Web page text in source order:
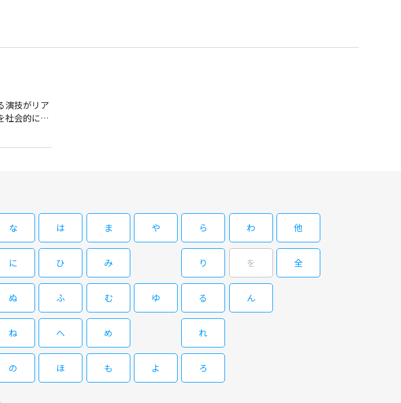
ったアーティストと不思議な関係を繰り広げる。ほか、ｅｐｉｓｏｄｅ．３「光へ、航る」とｅｐｉｓｏｄ
演技がリア
社会的に抹
な
に
ぬ
ね
の
は
ひ
ふ
へ
ほ
ま
み
む
め
も
や
ゆ
よ
ら
り
る
れ
ろ
わ
を
ん
他
全